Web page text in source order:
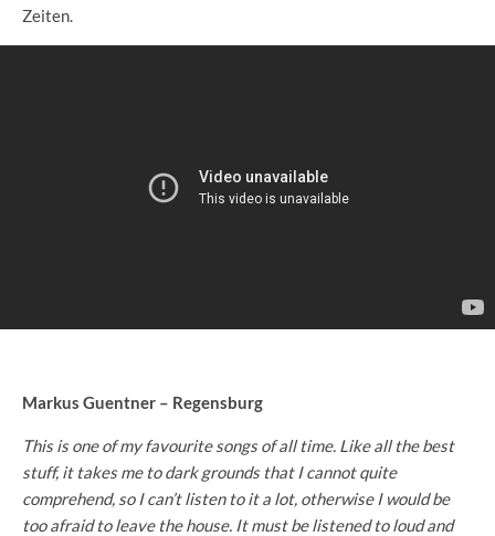
Zeiten.
Markus Guentner – Regensburg
This is one of my favourite songs of all time. Like all the best
stuff, it takes me to dark grounds that I cannot quite
comprehend, so I can’t listen to it a lot, otherwise I would be
too afraid to leave the house. It must be listened to loud and